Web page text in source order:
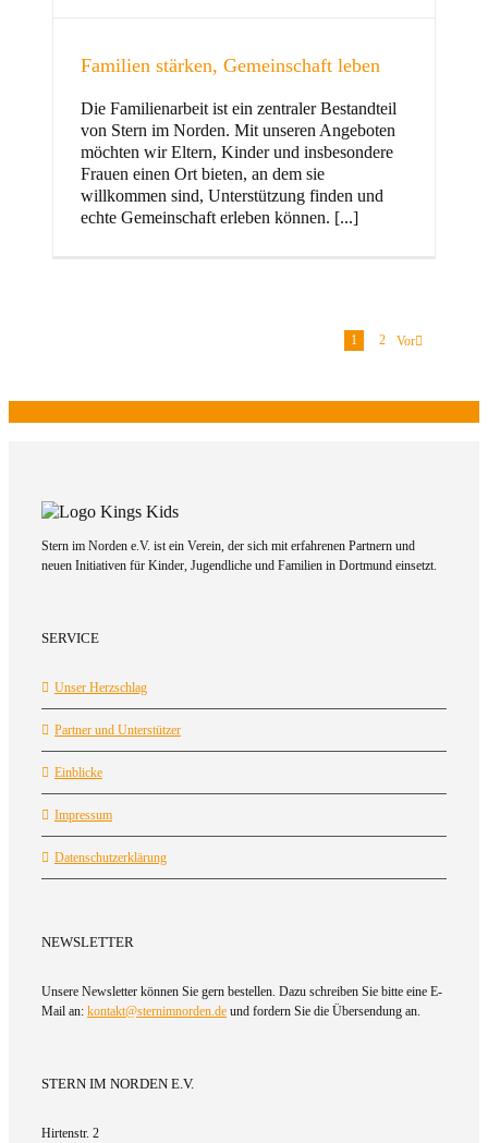
Familien stärken, Gemeinschaft leben
Die Familienarbeit ist ein zentraler Bestandteil
von Stern im Norden. Mit unseren Angeboten
möchten wir Eltern, Kinder und insbesondere
Frauen einen Ort bieten, an dem sie
willkommen sind, Unterstützung finden und
echte Gemeinschaft erleben können. [...]
1 2 Vor
Stern im Norden e.V. ist ein Verein, der sich mit erfahrenen Partnern und
neuen Initiativen für Kinder, Jugendliche und Familien in Dortmund einsetzt.
SERVICE
Unser Herzschlag
Partner und Unterstützer
Einblicke
Impressum
Datenschutzerklärung
NEWSLETTER
Unsere Newsletter können Sie gern bestellen. Dazu schreiben Sie bitte eine E-
Mail an: kontakt@sternimnorden.de und fordern Sie die Übersendung an.
STERN IM NORDEN E.V.
Hirtenstr. 2